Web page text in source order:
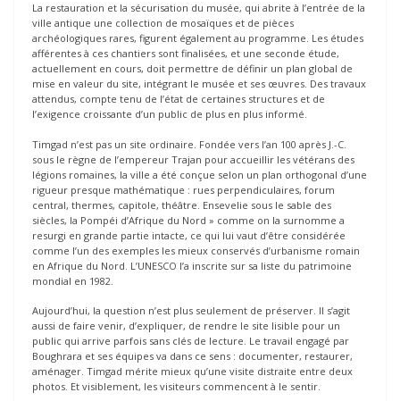
La restauration et la sécurisation du musée, qui abrite à l’entrée de la
ville antique une collection de mosaïques et de pièces
archéologiques rares, figurent également au programme. Les études
afférentes à ces chantiers sont finalisées, et une seconde étude,
actuellement en cours, doit permettre de définir un plan global de
mise en valeur du site, intégrant le musée et ses œuvres. Des travaux
attendus, compte tenu de l’état de certaines structures et de
l’exigence croissante d’un public de plus en plus informé.
Timgad n’est pas un site ordinaire. Fondée vers l’an 100 après J.-C.
sous le règne de l’empereur Trajan pour accueillir les vétérans des
légions romaines, la ville a été conçue selon un plan orthogonal d’une
rigueur presque mathématique : rues perpendiculaires, forum
central, thermes, capitole, théâtre. Ensevelie sous le sable des
siècles, la Pompéi d’Afrique du Nord » comme on la surnomme a
resurgi en grande partie intacte, ce qui lui vaut d’être considérée
comme l’un des exemples les mieux conservés d’urbanisme romain
en Afrique du Nord. L’UNESCO l’a inscrite sur sa liste du patrimoine
mondial en 1982.
Aujourd’hui, la question n’est plus seulement de préserver. Il s’agit
aussi de faire venir, d’expliquer, de rendre le site lisible pour un
public qui arrive parfois sans clés de lecture. Le travail engagé par
Boughrara et ses équipes va dans ce sens : documenter, restaurer,
aménager. Timgad mérite mieux qu’une visite distraite entre deux
photos. Et visiblement, les visiteurs commencent à le sentir.